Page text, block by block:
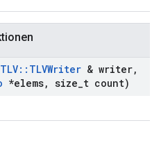
TLV:: TLVWriter & writer,
*elems, size t count)